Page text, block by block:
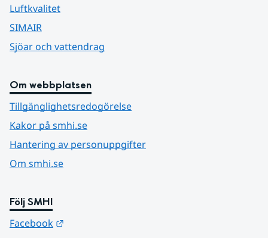
Luftkvalitet
SIMAIR
Sjöar och vattendrag
Om webbplatsen
Tillgänglighetsredogörelse
Kakor på smhi.se
Hantering av personuppgifter
Om smhi.se
Följ SMHI
Facebook